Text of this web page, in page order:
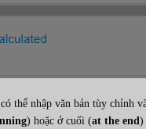
thể nhập văn bản tùy chỉnh
) hoặc ở cuối (at the end)